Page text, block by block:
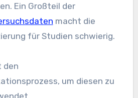
Ein Großteil der
macht die
für Studien schwierig.
den
um diesen zu